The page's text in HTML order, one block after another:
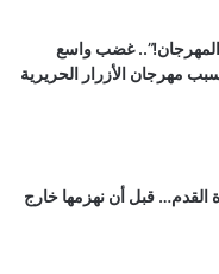
غضب واسع
مهرجان الأزرار الحريرية
قبل أن نهزمها خارج